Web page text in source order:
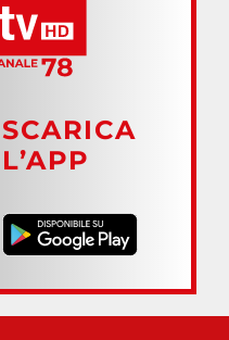
SCARICA
L’APP